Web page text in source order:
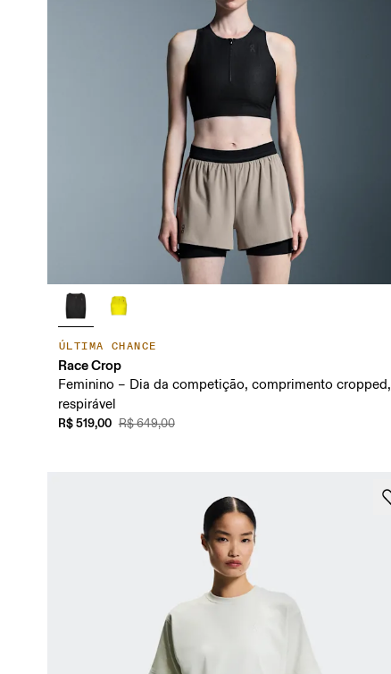
ÚLTIMA CHANCE
Race Crop
Feminino – Dia da competição, comprimento cropped,
respirável
R$ 519,00 R$ 649,00